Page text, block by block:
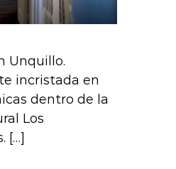
Unquillo.
incristada en
dentro de la
Los
[…]